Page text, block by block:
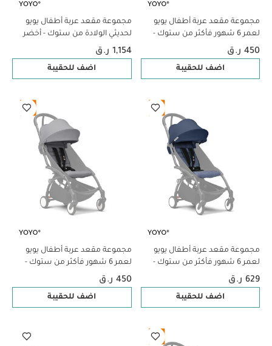
مجموعة مقعد عربة أطفال يويو
لعمر 6 شهور فأكثر من ستوك -
أزرق فاتح
450 ر.ق
اضف للحقيبة
مجموعة مقعد عربة أطفال يويو
لحديثي الولادة من ستوك - أخضر
زيتوني
1,154 ر.ق
اضف للحقيبة
مجموعة مقعد عربة أطفال يويو
لعمر 6 شهور فأكثر من ستوك -
أزرق
629 ر.ق
اضف للحقيبة
مجموعة مقعد عربة أطفال يويو
لعمر 6 شهور فأكثر من ستوك -
رمادي
450 ر.ق
اضف للحقيبة